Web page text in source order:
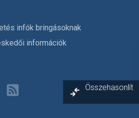
infók bringásoknak
információk
Összehasonlít